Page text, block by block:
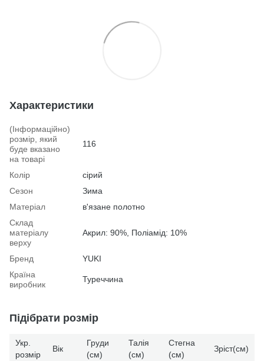
Характеристики
(Інформаційно)
розмір, який
буде вказано
на товарі
116
Колір
сірий
Сезон
Зима
Матеріал
в'язане полотно
Склад
матеріалу
верху
Акрил: 90%, Поліамід: 10%
Бренд
YUKI
Країна
виробник
Туреччина
Підібрати розмір
Укр.
розмір
Вік
Груди
(см)
Талія
(см)
Стегна
(см)
Зріст(см)